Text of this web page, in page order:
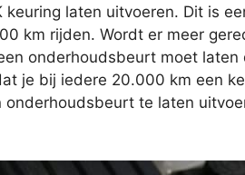
laten uitvoeren. Dit is
km rijden. Wordt er meer
onderhoudsbeurt moet laten
je bij iedere 20.000 km een
onderhoudsbeurt te laten